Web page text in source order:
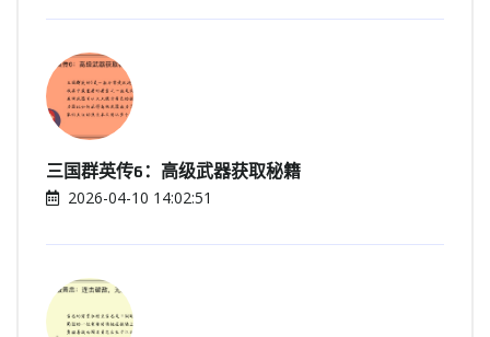
三国群英传6：高级武器获取秘籍
2026-04-10 14:02:51